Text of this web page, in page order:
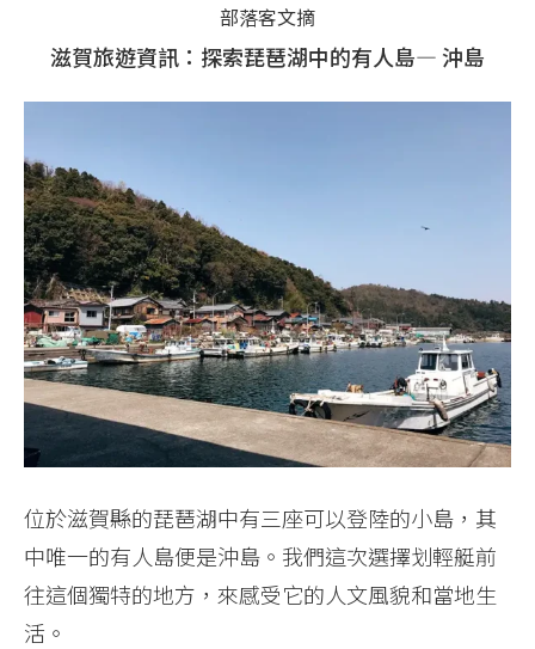
部落客文摘
滋賀旅遊資訊：探索琵琶湖中的有人島— 沖島
位於滋賀縣的琵琶湖中有三座可以登陸的小島，其
中唯一的有人島便是沖島。我們這次選擇划輕艇前
往這個獨特的地方，來感受它的人文風貌和當地生
活。